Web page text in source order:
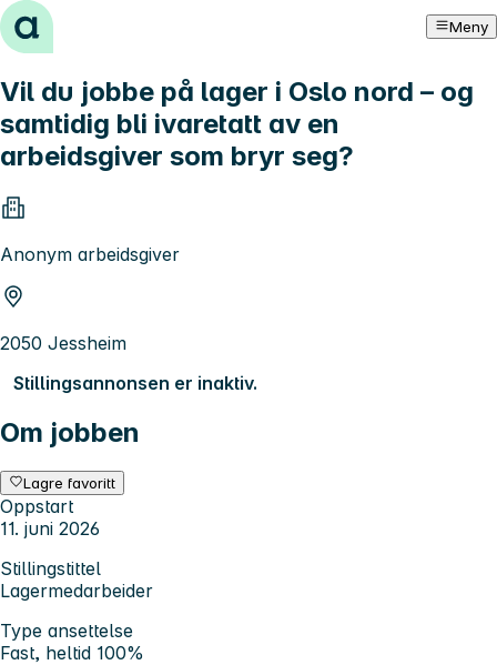
Hopp til innhold Meny
Vil du jobbe på lager i Oslo nord – og
samtidig bli ivaretatt av en
arbeidsgiver som bryr seg?
Anonym arbeidsgiver
2050 Jessheim
Stillingsannonsen er inaktiv.
Om jobben
Lagre favoritt
Oppstart
11. juni 2026
Stillingstittel
Lagermedarbeider
Type ansettelse
Fast, heltid 100%